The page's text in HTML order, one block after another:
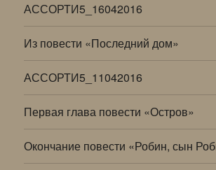
АССОРТИ5_16042016
Из повести «Последний дом»
АССОРТИ5_11042016
Первая глава повести «Остров»
Окончание повести «Робин, сын